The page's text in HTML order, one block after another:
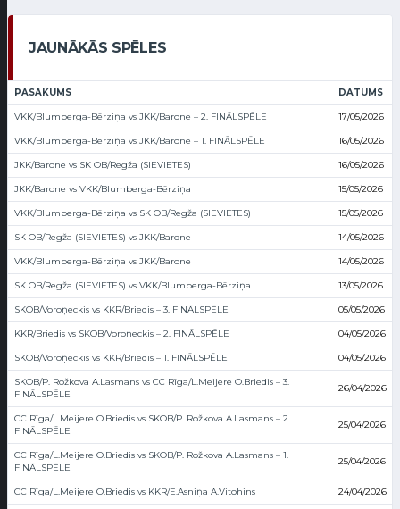
JAUNĀKĀS SPĒLES
PASĀKUMS DATUMS
VKK/Blumberga-Bērziņa vs JKK/Barone – 2. FINĀLSPĒLE 17/05/2026
VKK/Blumberga-Bērziņa vs JKK/Barone – 1. FINĀLSPĒLE 16/05/2026
JKK/Barone vs SK OB/Regža (SIEVIETES) 16/05/2026
JKK/Barone vs VKK/Blumberga-Bērziņa 15/05/2026
VKK/Blumberga-Bērziņa vs SK OB/Regža (SIEVIETES) 15/05/2026
SK OB/Regža (SIEVIETES) vs JKK/Barone 14/05/2026
VKK/Blumberga-Bērziņa vs JKK/Barone 14/05/2026
SK OB/Regža (SIEVIETES) vs VKK/Blumberga-Bērziņa 13/05/2026
SKOB/Voroņeckis vs KKR/Briedis – 3. FINĀLSPĒLE 05/05/2026
KKR/Briedis vs SKOB/Voroņeckis – 2. FINĀLSPĒLE 04/05/2026
SKOB/Voroņeckis vs KKR/Briedis – 1. FINĀLSPĒLE 04/05/2026
SKOB/P. Rožkova A.Lasmans vs CC Rīga/L.Meijere O.Briedis – 3.
FINĀLSPĒLE
26/04/2026
CC Rīga/L.Meijere O.Briedis vs SKOB/P. Rožkova A.Lasmans – 2.
FINĀLSPĒLE
25/04/2026
CC Rīga/L.Meijere O.Briedis vs SKOB/P. Rožkova A.Lasmans – 1.
FINĀLSPĒLE
25/04/2026
CC Rīga/L.Meijere O.Briedis vs KKR/E.Asniņa A.Vitohins 24/04/2026